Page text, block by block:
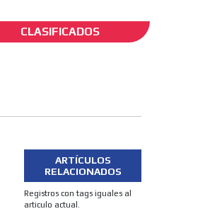
CLASIFICADOS
ARTÍCULOS
RELACIONADOS
Registros con tags iguales al
articulo actual.